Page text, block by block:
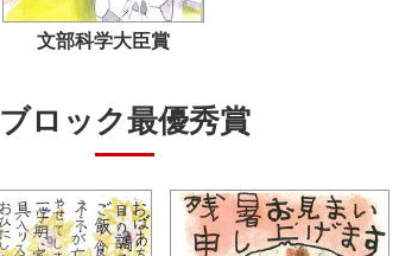
文部科学大臣賞
ブロック最優秀賞